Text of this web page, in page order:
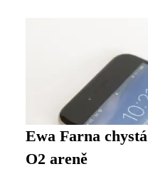
Ewa Farna
O2 areně